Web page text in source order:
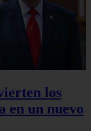
los
en un nuevo